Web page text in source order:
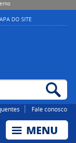
DO SITE
Fale conosco